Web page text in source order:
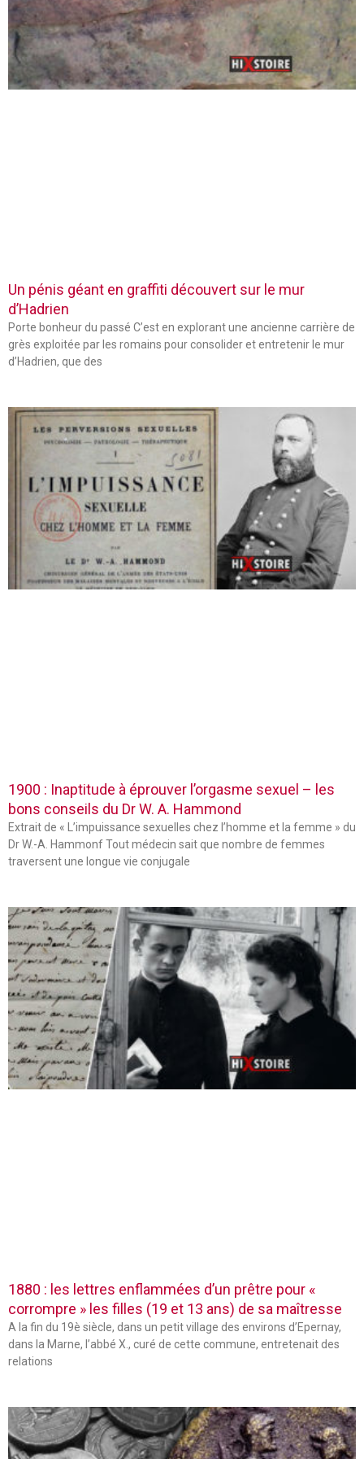
Un pénis géant en graffiti découvert sur le mur
d’Hadrien
Porte bonheur du passé C’est en explorant une ancienne carrière de
grès exploitée par les romains pour consolider et entretenir le mur
d’Hadrien, que des
1900 : Inaptitude à éprouver l’orgasme sexuel – les
bons conseils du Dr W. A. Hammond
Extrait de « L’impuissance sexuelles chez l’homme et la femme » du
Dr W.-A. Hammonf Tout médecin sait que nombre de femmes
traversent une longue vie conjugale
1880 : les lettres enflammées d’un prêtre pour «
corrompre » les filles (19 et 13 ans) de sa maîtresse
A la fin du 19è siècle, dans un petit village des environs d’Epernay,
dans la Marne, l’abbé X., curé de cette commune, entretenait des
relations